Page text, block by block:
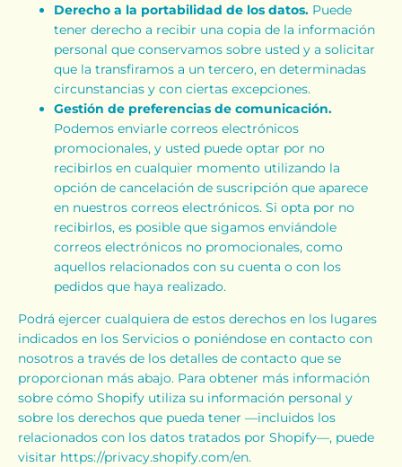
Derecho a la portabilidad de los datos. Puede
tener derecho a recibir una copia de la información
personal que conservamos sobre usted y a solicitar
que la transfiramos a un tercero, en determinadas
circunstancias y con ciertas excepciones.
Gestión de preferencias de comunicación.
Podemos enviarle correos electrónicos
promocionales, y usted puede optar por no
recibirlos en cualquier momento utilizando la
opción de cancelación de suscripción que aparece
en nuestros correos electrónicos. Si opta por no
recibirlos, es posible que sigamos enviándole
correos electrónicos no promocionales, como
aquellos relacionados con su cuenta o con los
pedidos que haya realizado.
Podrá ejercer cualquiera de estos derechos en los lugares
indicados en los Servicios o poniéndose en contacto con
nosotros a través de los detalles de contacto que se
proporcionan más abajo. Para obtener más información
sobre cómo Shopify utiliza su información personal y
sobre los derechos que pueda tener —incluidos los
relacionados con los datos tratados por Shopify—, puede
visitar https://privacy.shopify.com/en.